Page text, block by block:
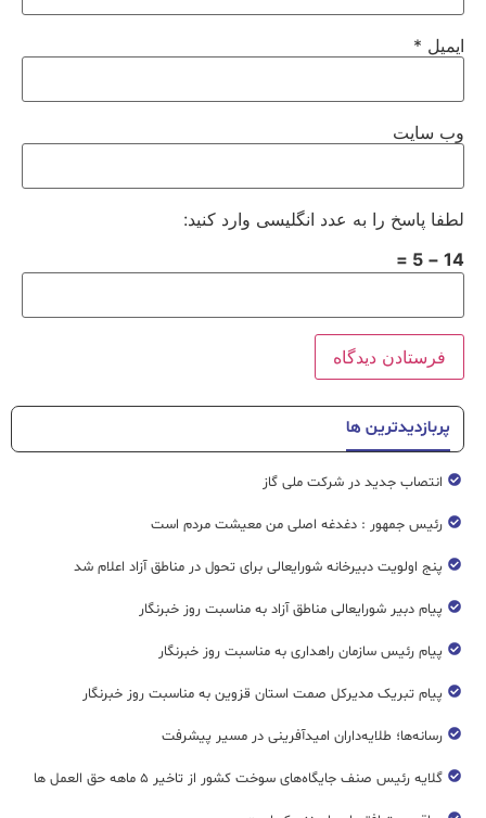
ایمیل *
وب‌ سایت
لطفا پاسخ را به عدد انگلیسی وارد کنید:
14 − 5 =
پربازدیدترین ها
انتصاب جدید در شرکت ملی گاز
رئیس جمهور : دغدغه اصلی من معیشت مردم است
پنج اولویت دبیرخانه شورایعالی برای تحول در مناطق آزاد اعلام شد
پیام دبیر شورایعالی مناطق آزاد به مناسبت روز خبرنگار
پیام رئیس سازمان راهداری به مناسبت روز خبرنگار
پیام تبریک مدیرکل صمت استان قزوین به مناسبت روز خبرنگار
رسانه‌ها؛ طلایه‌داران امیدآفرینی در مسیر پیشرفت
گلایه رئیس صنف جایگاه‌های سوخت کشور از تاخیر ۵ ماهه حق العمل ها